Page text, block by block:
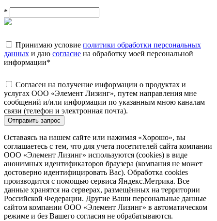
*
Принимаю условие политики обработки персональных
данных и даю согласие на обработку моей персональной
информации*
Согласен на получение информации о продуктах и
услугах ООО «Элемент Лизинг», путем направления мне
сообщений и/или информации по указанным мною каналам
связи (телефон и электронная почта).
Отправить запрос
Оставаясь на нашем сайте или нажимая «Хорошо», вы
соглашаетесь с тем, что для учета посетителей сайта компании
ООО «Элемент Лизинг» используются (cookies) в виде
анонимных идентификаторов браузера (компания не может
достоверно идентифицировать Вас). Обработка cookies
производится с помощью сервиса Яндекс.Метрика. Все
данные хранятся на серверах, размещённых на территории
Российской Федерации. Другие Ваши персональные данные
сайтом компании ООО «Элемент Лизинг» в автоматическом
режиме и без Вашего согласия не обрабатываются.